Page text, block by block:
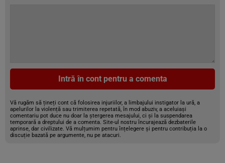
Intră în cont pentru a comenta
Vă rugăm să țineți cont că folosirea injuriilor, a limbajului instigator la ură, a
apelurilor la violență sau trimiterea repetată, în mod abuziv, a aceluiași
comentariu pot duce nu doar la ștergerea mesajului, ci și la suspendarea
temporară a dreptului de a comenta. Site-ul nostru încurajează dezbaterile
aprinse, dar civilizate. Vă mulțumim pentru înțelegere și pentru contribuția la o
discuție bazată pe argumente, nu pe atacuri.